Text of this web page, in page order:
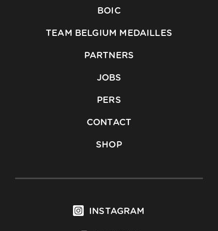
BOIC
TEAM BELGIUM MEDAILLES
PARTNERS
JOBS
PERS
CONTACT
SHOP
INSTAGRAM